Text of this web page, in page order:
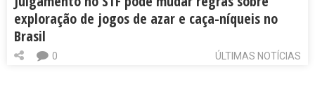
exploração de jogos de azar e caça-níqueis no
Brasil
ÚLTIMAS NOTÍCIAS
0